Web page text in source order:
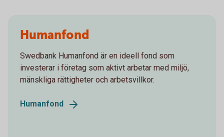
Humanfond
Swedbank Humanfond är en ideell fond som
investerar i företag som aktivt arbetar med miljö,
mänskliga rättigheter och arbetsvillkor.
Humanfond